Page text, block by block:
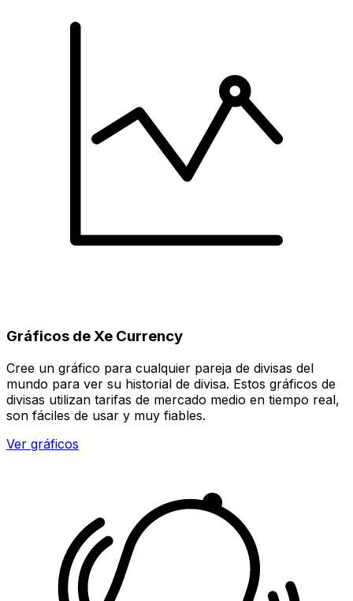
Gráficos de Xe Currency
Cree un gráfico para cualquier pareja de divisas del
mundo para ver su historial de divisa. Estos gráficos de
divisas utilizan tarifas de mercado medio en tiempo real,
son fáciles de usar y muy fiables.
Ver gráficos